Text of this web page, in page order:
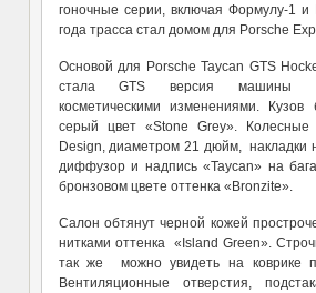
гоночные серии, включая Формулу-1
года трасса стал домом для Porsche
Основой для Porsche Taycan GTS
стала GTS версия машины
косметическими изменениями.
серый цвет «Stone Grey».
Design, диаметром 21 дюйм, накладки
диффузор и надпись «Taycan» на
бронзовом цвете оттенка «Bronzite».
Салон обтянут черной кожей
нитками оттенка «Island Green».
так же можно увидеть на коврике
Вентиляционные отверстия,